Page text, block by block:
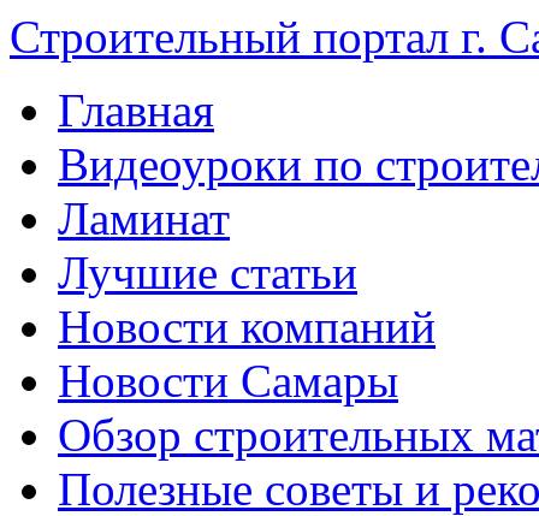
Строительный портал г.
Главная
Видеоуроки по
Ламинат
Лучшие статьи
Новости компаний
Новости Самары
Обзор строительных
Полезные советы и